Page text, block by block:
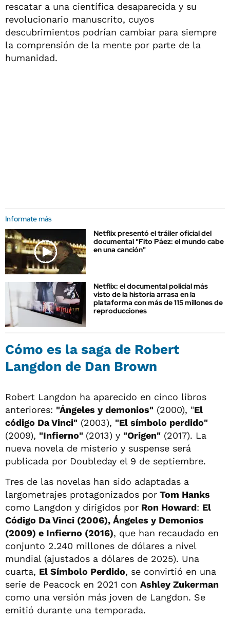
rescatar a una científica desaparecida y su
revolucionario manuscrito, cuyos
descubrimientos podrían cambiar para siempre
la comprensión de la mente por parte de la
humanidad.
Informate más
Netflix presentó el tráiler oficial del
documental "Fito Páez: el mundo cabe
en una canción"
Netflix: el documental policial más
visto de la historia arrasa en la
plataforma con más de 115 millones de
reproducciones
Cómo es la saga de Robert
Langdon de Dan Brown
Robert Langdon ha aparecido en cinco libros
anteriores: "Ángeles y demonios" (2000), "El
código Da Vinci" (2003), "El símbolo perdido"
(2009), "Infierno" (2013) y "Origen" (2017). La
nueva novela de misterio y suspense será
publicada por Doubleday el 9 de septiembre.
Tres de las novelas han sido adaptadas a
largometrajes protagonizados por Tom Hanks
como Langdon y dirigidos por Ron Howard: El
Código Da Vinci (2006), Ángeles y Demonios
(2009) e Infierno (2016), que han recaudado en
conjunto 2.240 millones de dólares a nivel
mundial (ajustados a dólares de 2025). Una
cuarta, El Símbolo Perdido, se convirtió en una
serie de Peacock en 2021 con Ashley Zukerman
como una versión más joven de Langdon. Se
emitió durante una temporada.